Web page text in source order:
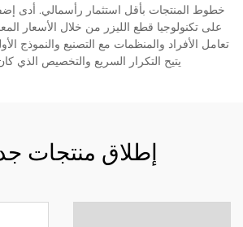
خطوط المنتجات بأقل استثمار رأسمالي. أدى
على تكنولوجيا قطع الليزر من خلال الأسعار
تعامل الأفراد والمنظمات مع التصنيع والنموذج
يتيح التكرار السريع والتخصيص الذي
إطلاق منتجات